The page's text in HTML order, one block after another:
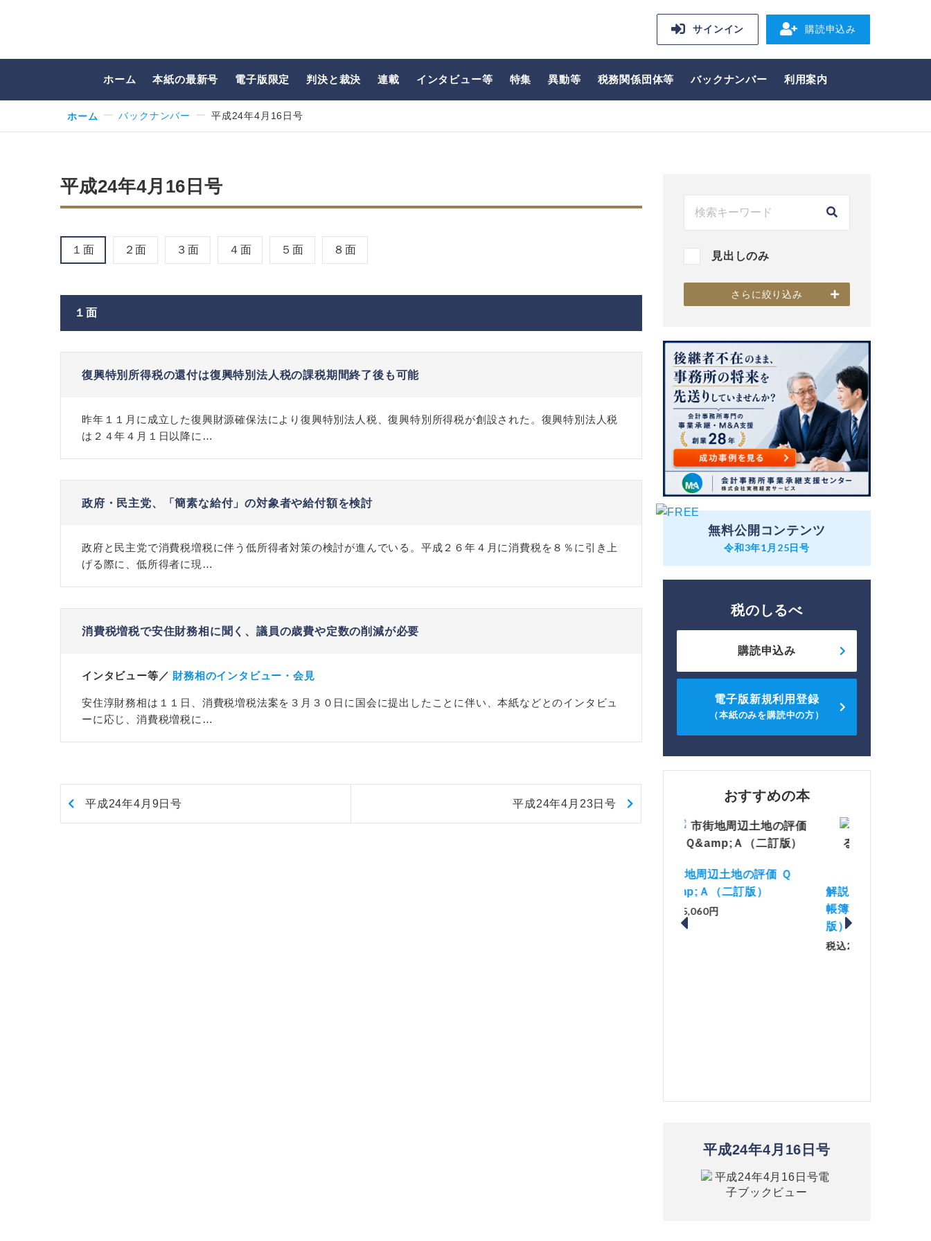
サインイン 購読申込み
ホーム 本紙の最新号 電子版限定 判決と裁決 連載 インタビュー等 特集 異動等 税務関係団体等 バックナンバー 利用案内
ホーム バックナンバー 平成24年4月16日号
平成24年4月16日号
１面 ２面 ３面 ４面 ５面 ８面
１面
復興特別所得税の還付は復興特別法人税の課税期間終了後も可能
昨年１１月に成立した復興財源確保法により復興特別法人税、復興特別所得税が創設された。復興特別法人税
は２４年４月１日以降に…
政府・民主党、「簡素な給付」の対象者や給付額を検討
政府と民主党で消費税増税に伴う低所得者対策の検討が進んでいる。平成２６年４月に消費税を８％に引き上
げる際に、低所得者に現…
消費税増税で安住財務相に聞く、議員の歳費や定数の削減が必要
インタビュー等／ 財務相のインタビュー・会見
安住淳財務相は１１日、消費税増税法案を３月３０日に国会に提出したことに伴い、本紙などとのインタビュ
ーに応じ、消費税増税に…
平成24年4月9日号 平成24年4月23日号
見出しのみ
さらに絞り込み
無料公開コンテンツ
令和3年1月25日号
税のしるべ
購読申込み
電子版新規利用登録
（本紙のみを購読中の方）
おすすめの本
解説とQ&amp;Aでわかる 電子
帳簿等保存制度の実務（改訂
版）
No.44）
税込1,500円
平成24年4月16日号